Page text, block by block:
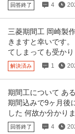
化するポジション
株式会社トムス・エンタ
年収400万円〜700万
【職種】ゲーム＞その
どに応じ、当該求人をビ
官公庁で内勤／残業
株式会社サンテックイン
新着 正社員 交通費支
年収550万円〜700万
株式会社サンテックイ
回答終了 4
三菱期間工 岡崎製
きますと幸いです
てしまっても受か
解決済み 1
期間工について あ
期間込みで9ヶ月後
した 何故か分かり
回答終了 4